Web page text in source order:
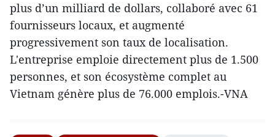
plus d’un milliard de dollars, collaboré avec 61
fournisseurs locaux, et augmenté
progressivement son taux de localisation.
L'entreprise emploie directement plus de 1.500
personnes, et son écosystème complet au
Vietnam génère plus de 76.000 emplois.-VNA